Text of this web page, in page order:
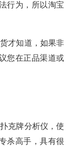
行为，所以淘宝
才知道，如果非
您在正品渠道或
克牌分析仪，使
杀高手，具有很